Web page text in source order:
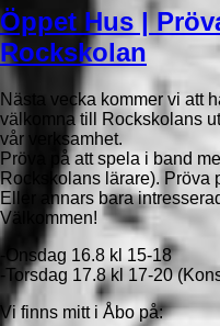
Öppet Hus |
Rockskolan
Nästa vecka kommer vi att
välkomna till Rockskolans
vår verksamhet.
Pröva på att spela i band
Rockskolans lärare). Pröva
Eller annars bara
Välkommen!
-Onsdag 16.8 kl 15-18
-Torsdag 17.8 kl 17-20
Vi finns mitt i Åbo på: